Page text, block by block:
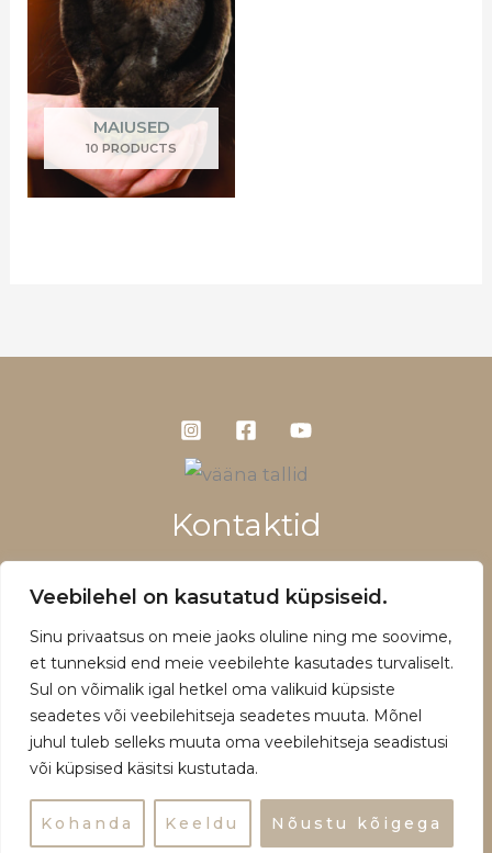
Veebilehel on kasutatud küpsiseid.
Sinu privaatsus on meie jaoks oluline ning me soovime,
et tunneksid end meie veebilehte kasutades turvaliselt.
Sul on võimalik igal hetkel oma valikuid küpsiste
seadetes või veebilehitseja seadetes muuta. Mõnel
juhul tuleb selleks muuta oma veebilehitseja seadistusi
või küpsised käsitsi kustutada.
Kohanda Keeldu Nõustu kõigega
MAIUSED
10 PRODUCTS
Kontaktid
+372 5660 1028
Müügitingimused ja privaatsuspoliitika
Copyright © 2026 | Powered by Vääna Tallid